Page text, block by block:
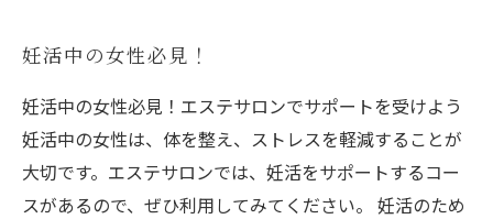
妊活中の女性必見！
妊活中の女性必見！エステサロンでサポートを受けよう
妊活中の女性は、体を整え、ストレスを軽減することが
大切です。エステサロンでは、妊活をサポートするコー
スがあるので、ぜひ利用してみてください。 妊活のため